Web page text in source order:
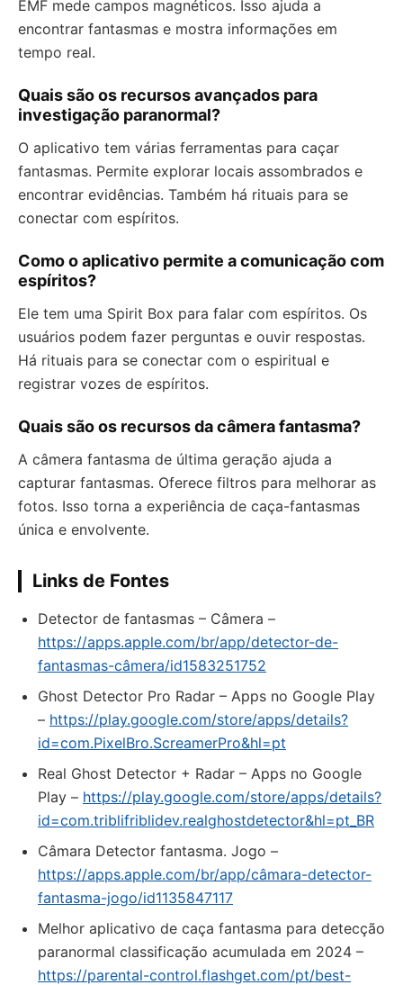
EMF mede campos magnéticos. Isso ajuda a
encontrar fantasmas e mostra informações em
tempo real.
Quais são os recursos avançados para
investigação paranormal?
O aplicativo tem várias ferramentas para caçar
fantasmas. Permite explorar locais assombrados e
encontrar evidências. Também há rituais para se
conectar com espíritos.
Como o aplicativo permite a comunicação com
espíritos?
Ele tem uma Spirit Box para falar com espíritos. Os
usuários podem fazer perguntas e ouvir respostas.
Há rituais para se conectar com o espiritual e
registrar vozes de espíritos.
Quais são os recursos da câmera fantasma?
A câmera fantasma de última geração ajuda a
capturar fantasmas. Oferece filtros para melhorar as
fotos. Isso torna a experiência de caça-fantasmas
única e envolvente.
Links de Fontes
‎Detector de fantasmas – Câmera –
https://apps.apple.com/br/app/detector-de-
fantasmas-câmera/id1583251752
Ghost Detector Pro Radar – Apps no Google Play
– https://play.google.com/store/apps/details?
id=com.PixelBro.ScreamerPro&hl=pt
Real Ghost Detector + Radar – Apps no Google
Play – https://play.google.com/store/apps/details?
id=com.triblifriblidev.realghostdetector&hl=pt_BR
‎Câmara Detector fantasma. Jogo –
https://apps.apple.com/br/app/câmara-detector-
fantasma-jogo/id1135847117
Melhor aplicativo de caça fantasma para detecção
paranormal classificação acumulada em 2024 –
https://parental-control.flashget.com/pt/best-